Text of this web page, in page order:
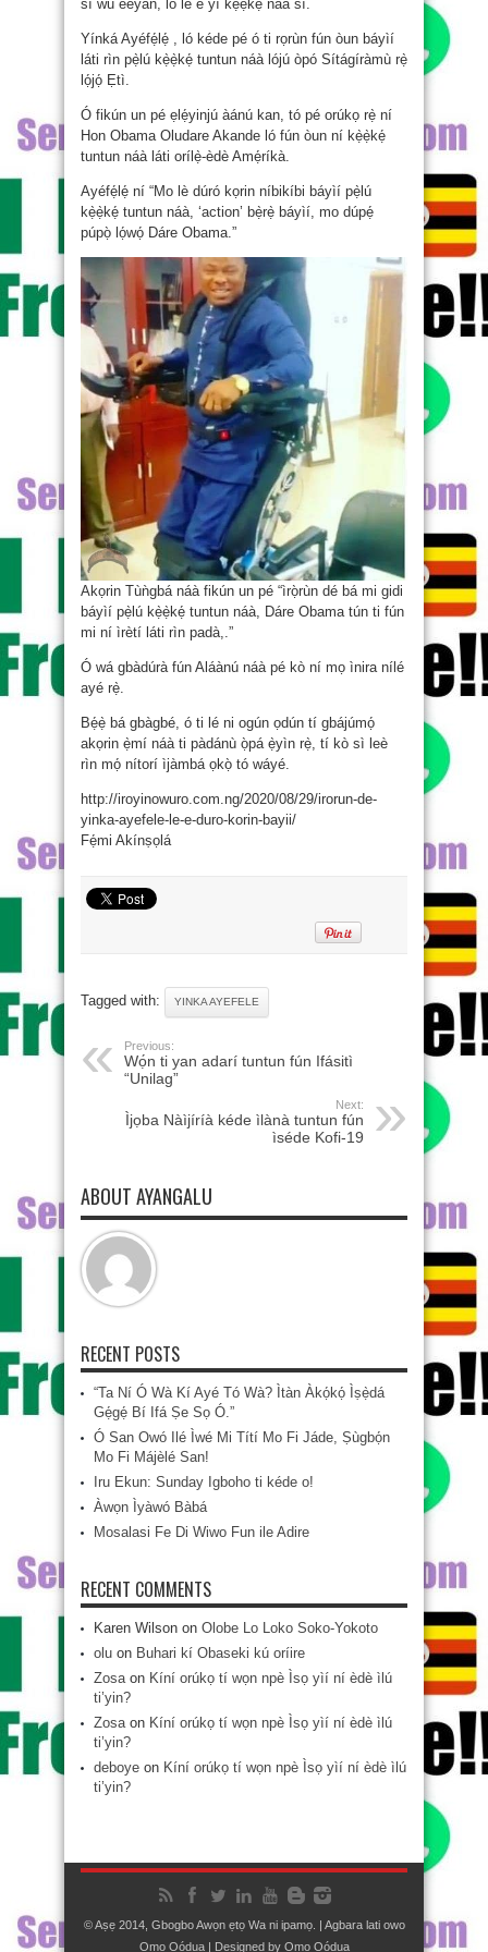
sì wu èèyàn, ló le è yí kẹ̀ẹ̀kẹ́ náà sí.
Yínká Ayéfẹ́lẹ́ , ló kéde pé ó ti rọrùn fún òun báyìí
láti rìn pẹ̀lú kẹ̀ẹ̀kẹ́ tuntun náà lójú òpó Sítágíràmù rẹ̀
lọ́jọ́ Ẹtì.
Ó fikún un pé ẹlẹ́yinjú àánú kan, tó pé orúkọ rẹ̀ ní
Hon Obama Oludare Akande ló fún òun ní kẹ̀ẹ̀kẹ́
tuntun náà láti orílẹ̀-èdè Amẹ́ríkà.
Ayéfẹ́lẹ́ ní “Mo lè dúró kọrin níbikíbi báyìí pẹ̀lú
kẹ̀ẹ̀kẹ́ tuntun náà, ‘action’ bẹ̀rẹ̀ báyìí, mo dúpẹ́
púpọ̀ lọ́wọ́ Dáre Obama.”
Akọrin Tùǹgbá náà fikún un pé “ìrọ̀rùn dé bá mi gidi
báyìí pẹ̀lú kẹ̀ẹ̀kẹ́ tuntun náà, Dáre Obama tún ti fún
mi ní ìrètí láti rìn padà,.”
Ó wá gbàdúrà fún Aláànú náà pé kò ní mọ ìnira nílé
ayé rẹ̀.
Bẹ́ẹ̀ bá gbàgbé, ó ti lé ni ogún ọdún tí gbájúmọ́
akọrin ẹ̀mí náà ti pàdánù ọ̀pá ẹ̀yìn rẹ̀, tí kò sì leè
rìn mọ́ nítorí ìjàmbá ọkọ̀ tó wáyé.
http://iroyinowuro.com.ng/2020/08/29/irorun-de-
yinka-ayefele-le-e-duro-korin-bayii/
Fẹ́mi Akínṣọlá
Tagged with: YINKA AYEFELE
Previous:
Wọ́n ti yan adarí tuntun fún Ifásitì
“Unilag”
Next:
Ìjọba Nàìjíríà kéde ìlànà tuntun fún
ìséde Kofi-19
ABOUT AYANGALU
RECENT POSTS
“Ta Ní Ó Wà Kí Ayé Tó Wà? Ìtàn Àkọ́kọ́ Ìṣẹ̀dá
Gẹ́gẹ́ Bí Ifá Ṣe Sọ Ó.”
Ó San Owó Ilé Ìwé Mi Títí Mo Fi Jáde, Ṣùgbọ́n
Mo Fi Májèlé San!
Iru Ekun: Sunday Igboho ti kéde o!
Àwọn Ìyàwó Bàbá
Mosalasi Fe Di Wiwo Fun ile Adire
RECENT COMMENTS
Karen Wilson on Olobe Lo Loko Soko-Yokoto
olu on Buhari kí Obaseki kú oríire
Zosaon Kíní orúkọ tí wọn npè Ìsọ yìí ní èdè ìlú
ti’yin?
Zosaon Kíní orúkọ tí wọn npè Ìsọ yìí ní èdè ìlú
ti’yin?
deboye on Kíní orúkọ tí wọn npè Ìsọ yìí ní èdè ìlú
ti’yin?
© Aṣẹ 2014, Gbogbo Awọn ẹtọ Wa ni ipamọ. | Agbara lati owo
Ọmọ Oódua | Designed by Ọmọ Oódua